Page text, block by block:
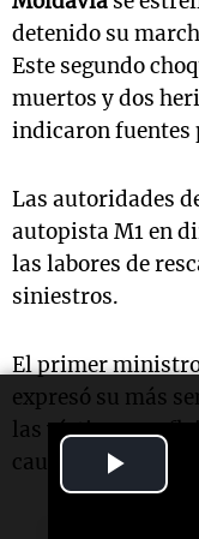
detenido su
Este segundo
muertos y dos
indicaron fuentes
Las autoridades
autopista M1 en
las labores de
siniestros.
El primer
expresó su más
las víctimas,
causado este